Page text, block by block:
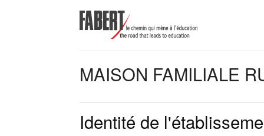
MAISON FAMILIALE
Identité de